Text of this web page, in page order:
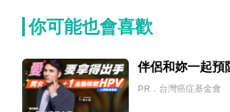
你可能也會喜歡
伴侶和妳一起預
PR．台灣癌症基金會